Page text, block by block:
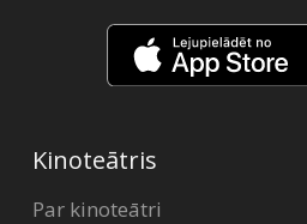
Kinoteātris
Par kinoteātri